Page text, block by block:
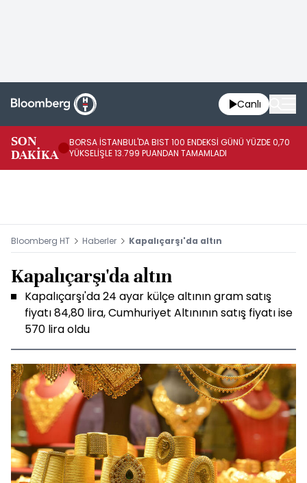
Canlı
SON
DAKİKA
BORSA İSTANBUL'DA BIST 100 ENDEKSİ GÜNÜ YÜZDE 0,70
YÜKSELİŞLE 13.799 PUANDAN TAMAMLADI
Bloomberg HT Haberler Kapalıçarşı'da altın
Kapalıçarşı'da altın
Kapalıçarşı'da 24 ayar külçe altının gram satış
fiyatı 84,80 lira, Cumhuriyet Altınının satış fiyatı ise
570 lira oldu